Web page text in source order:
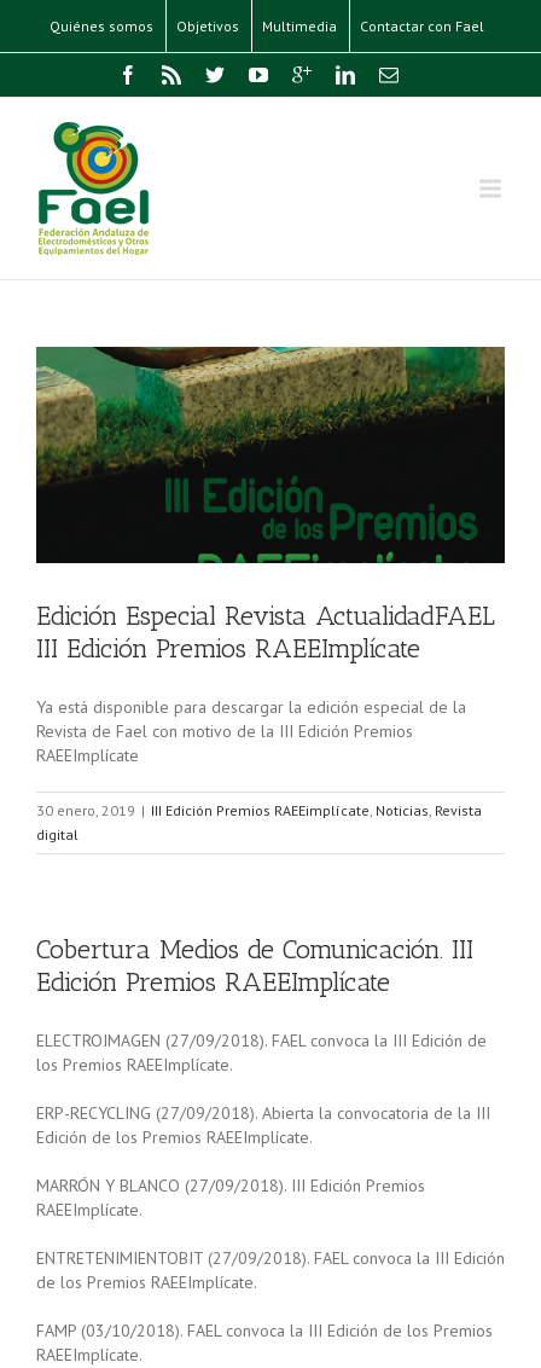
Quiénes somos Objetivos Multimedia Contactar con Fael
Edición Especial Revista ActualidadFAEL
III Edición Premios RAEEImplícate
Ya está disponible para descargar la edición especial de la
Revista de Fael con motivo de la III Edición Premios
RAEEImplícate
30 enero, 2019 | III Edición Premios RAEEimplícate, Noticias, Revista
digital
Cobertura Medios de Comunicación. III
Edición Premios RAEEImplícate
ELECTROIMAGEN (27/09/2018). FAEL convoca la III Edición de
los Premios RAEEImplícate.
ERP-RECYCLING (27/09/2018). Abierta la convocatoria de la III
Edición de los Premios RAEEImplícate.
MARRÓN Y BLANCO (27/09/2018). III Edición Premios
RAEEImplícate.
ENTRETENIMIENTOBIT (27/09/2018). FAEL convoca la III Edición
de los Premios RAEEImplícate.
FAMP (03/10/2018). FAEL convoca la III Edición de los Premios
RAEEImplícate.